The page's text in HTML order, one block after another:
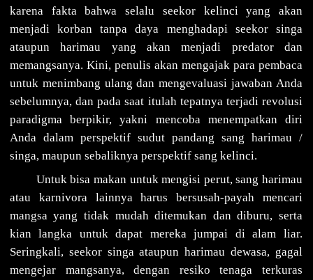
karena fakta bahwa selalu seekor kelinci yang akan
menjadi korban tanpa daya menghadapi seekor singa
ataupun harimau yang akan menjadi predator dan
memangsanya. Kini, penulis akan mengajak para pembaca
untuk menimbang ulang dan mengevaluasi jawaban Anda
sebelumnya, dan pada saat itulah tepatnya terjadi revolusi
paradigma berpikir, yakni mencoba menempatkan diri
Anda dalam perspektif sudut pandang sang harimau /
singa, maupun sebaliknya perspektif sang kelinci.
Untuk bisa makan untuk mengisi perut, sang harimau
atau karnivora lainnya harus bersusah-payah mencari
mangsa yang tidak mudah ditemukan dan diburu, serta
kian langka untuk dapat mereka jumpai di alam liar.
Seringkali, seekor singa ataupun harimau dewasa, gagal
mengejar mangsanya, dengan resiko tenaga terkuras